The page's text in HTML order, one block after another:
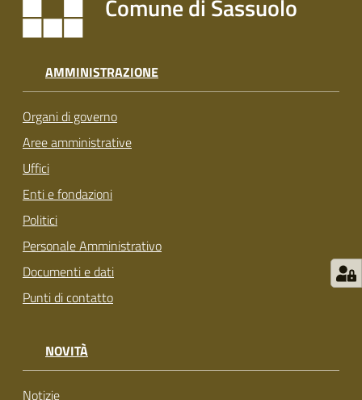
t
s
u
o
Tutti
gli
argomenti...
Seguici
su
Comune di Sassuolo
AMMINISTRAZIONE
Organi di governo
Aree amministrative
Uffici
Enti e fondazioni
Politici
Personale Amministrativo
Documenti e dati
Punti di contatto
NOVITÀ
Notizie